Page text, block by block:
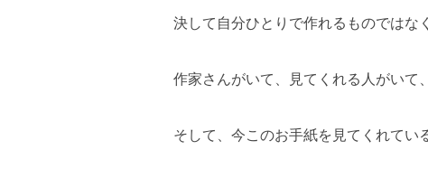
決して自分ひとりで作れるものではなく
作家さんがいて、見てくれる人がいて
そして、今このお手紙を見てくれてい